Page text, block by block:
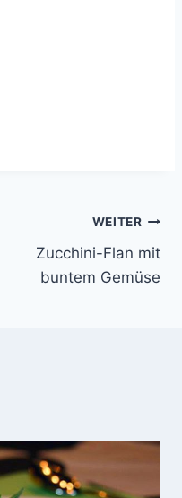
WEITER
Zucchini-Flan mit
buntem Gemüse